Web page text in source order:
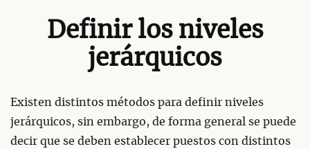
Definir los niveles
jerárquicos
Existen distintos métodos para definir niveles
jerárquicos, sin embargo, de forma general se puede
decir que se deben establecer puestos con distintos